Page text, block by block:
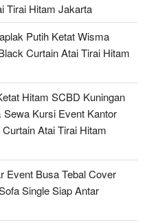
Tirai Hitam Jakarta
Putih Ketat Wisma
Curtain Atai Tirai Hitam
Hitam SCBD Kuningan
Kursi Event Kantor
Atai Tirai Hitam
Event Busa Tebal Cover
Single Siap Antar